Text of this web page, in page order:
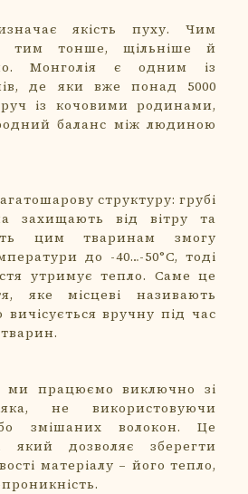
якість пуху. Чим
тим тонше, щільніше й
Монголія є одним із
де яки вже понад 5000
із кочовими родинами,
баланс між людиною
структуру: грубі
захищають від вітру та
цим тваринам змогу
до -40…-50°C, тоді
утримує тепло. Саме це
яке місцеві називають
вручну під час
ми працюємо виключно зі
не використовуючи
змішаних волокон. Це
який дозволяє зберегти
матеріалу – його тепло,